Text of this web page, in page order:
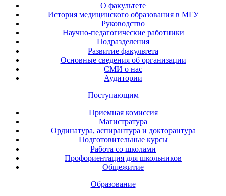
О факультете
История медицинского образования в МГУ
Руководство
Научно-педагогические работники
Подразделения
Развитие факультета
Основные сведения об организации
СМИ о нас
Аудитории
Поступающим
Приемная комиссия
Магистратура
Ординатура, аспирантура и докторантура
Подготовительные курсы
Работа со школами
Профориентация для школьников
Общежитие
Образование